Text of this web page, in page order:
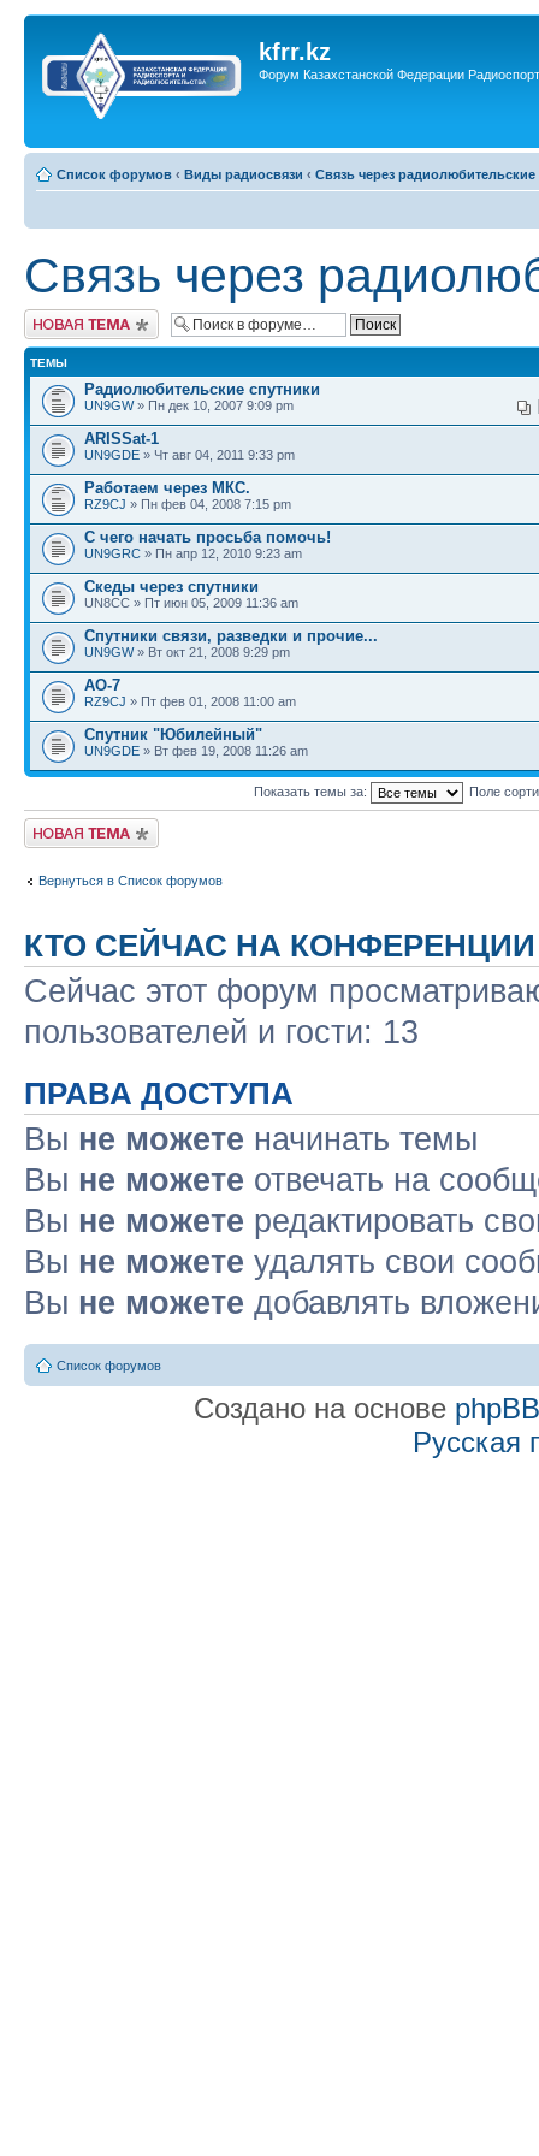
kfrr.kz
Форум Казахстанской Федерации
Список форумов ‹ Виды радиосвязи ‹ Связь через
Связь через
Новая тема
ТЕМЫ
Радиолюбительские спутники
UN9GW» Пн дек 10, 2007 9:09 pm
ARISSat-1
UN9GDE » Чт авг 04, 2011 9:33 pm
Работаем через МКС.
RZ9CJ » Пн фев 04, 2008 7:15 pm
С чего начать просьба помочь!
UN9GRC » Пн апр 12, 2010 9:23 am
Скеды через спутники
UN8CC » Пт июн 05, 2009 11:36 am
Спутники связи, разведки и прочие...
UN9GW» Вт окт 21, 2008 9:29 pm
AO-7
RZ9CJ » Пт фев 01, 2008 11:00 am
Спутник "Юбилейный"
UN9GDE » Вт фев 19, 2008 11:26 am
Показать темы за: Поле
Новая тема
Вернуться в Список форумов
КТО СЕЙЧАС НА КОНФЕРЕНЦИИ
Сейчас этот форум
пользователей и гости: 13
ПРАВА ДОСТУПА
Вы не можете начинать темы
Вы не можете отвечать на
Вы не можете редактировать
Вы не можете удалять свои
Вы не можете добавлять
Список форумов
Создано на основе phpBB
Русская